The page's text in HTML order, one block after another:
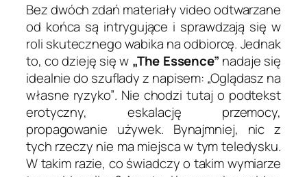
Bez dwóch zdań materiały video odtwarzane
od końca są intrygujące i sprawdzają się w
roli skutecznego wabika na odbiorcę. Jednak
to, co dzieję się w „The Essence” nadaje się
idealnie do szuflady z napisem: „Oglądasz na
własne ryzyko”. Nie chodzi tutaj o podtekst
erotyczny, eskalację przemocy,
propagowanie używek. Bynajmniej, nic z
tych rzeczy nie ma miejsca w tym teledysku.
W takim razie, co świadczy o takim wymiarze